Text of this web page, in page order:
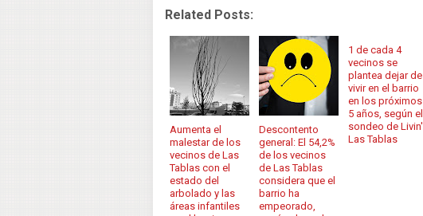
Related Posts:
Aumenta el
malestar de los
vecinos de Las
Tablas con el
estado del
arbolado y las
áreas infantiles
Descontento
general: El 54,2%
de los vecinos
de Las Tablas
considera que el
barrio ha
empeorado,
1 de cada 4
vecinos se
plantea dejar de
vivir en el barrio
en los próximos
5 años, según el
sondeo de Livin'
Las Tablas